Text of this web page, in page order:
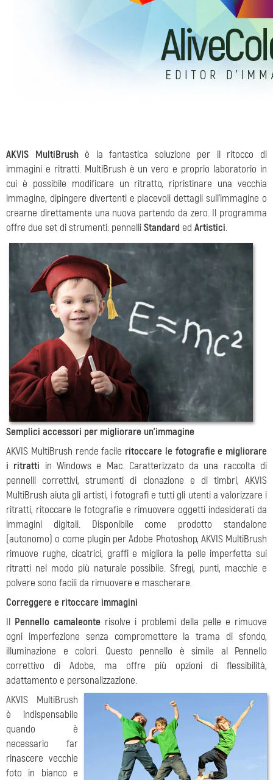
AKVIS MultiBrushè la fantastica soluzione per il ritocco di
immagini e ritratti. MultiBrush è un vero e proprio laboratorio in
cui è possibile modificare un ritratto, ripristinare una vecchia
immagine, dipingere divertenti e piacevoli dettagli sull’immagine o
crearne direttamente una nuova partendo da zero. Il programma
offre due set di strumenti: pennelliStandard ed Artistici.
Semplici accessori per migliorare un’immagine
AKVIS MultiBrush rende facile ritoccare le fotografie e migliorare
i ritratti in Windows e Mac. Caratterizzato da una raccolta di
pennelli correttivi, strumenti di clonazione e di timbri, AKVIS
MultiBrush aiuta gli artisti, i fotografi e tutti gli utenti a valorizzare i
ritratti, ritoccare le fotografie e rimuovere oggetti indesiderati da
immagini digitali. Disponibile come prodotto standalone
(autonomo) o come plugin per Adobe Photoshop, AKVIS MultiBrush
rimuove rughe, cicatrici, graffi e migliora la pelle imperfetta sui
ritratti nel modo più naturale possibile. Sfregi, punti, macchie e
polvere sono facili da rimuovere e mascherare.
Correggere e ritoccare immagini
Il Pennello camaleonte risolve i problemi della pelle e rimuove
ogni imperfezione senza compromettere la trama di sfondo,
illuminazione e colori. Questo pennello è simile al Pennello
correttivo di Adobe, ma offre più opzioni di flessibilità,
adattamento e personalizzazione.
AKVIS MultiBrush
è indispensabile
quando è
necessario far
rinascere vecchie
foto in bianco e